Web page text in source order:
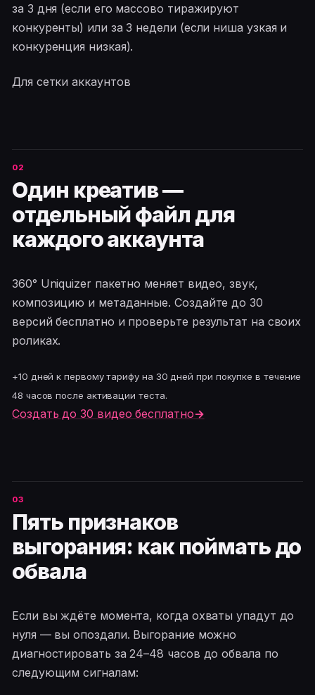
за 3 дня (если его массово тиражируют
конкуренты) или за 3 недели (если ниша узкая и
конкуренция низкая).
Для сетки аккаунтов
Один креатив —
отдельный файл для
каждого аккаунта
360° Uniquizer пакетно меняет видео, звук,
композицию и метаданные. Создайте до 30
версий бесплатно и проверьте результат на своих
роликах.
+10 дней к первому тарифу на 30 дней при покупке в течение
48 часов после активации теста.
Создать до 30 видео бесплатно→
Пять признаков
выгорания: как поймать до
обвала
Если вы ждёте момента, когда охваты упадут до
нуля — вы опоздали. Выгорание можно
диагностировать за 24–48 часов до обвала по
следующим сигналам: